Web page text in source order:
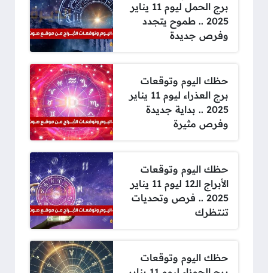
برج الحمل ليوم 11 يناير
2025 .. طموح يتجدد
وفرص جديدة
حظك اليوم وتوقعات
برج العذراء ليوم 11 يناير
2025 .. بداية جديدة
وفرص مثيرة
حظك اليوم وتوقعات
الأبراج الـ12 ليوم 11 يناير
2025 .. فرص وتحديات
تنتظرك
حظك اليوم وتوقعات